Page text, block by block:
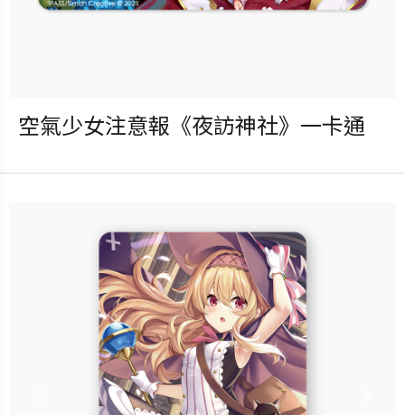
發行：2025-10-15
卡種：一卡通儲值卡-普通卡
立即購買
更多銷售據點
空氣少女注意報《夜訪神社》一卡通
Previous